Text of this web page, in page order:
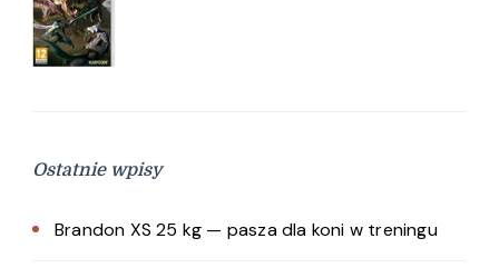
Ostatnie wpisy
Brandon XS 25 kg — pasza dla koni w treningu